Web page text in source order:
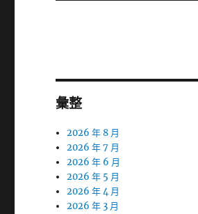
彙整
2026 年 8 月
2026 年 7 月
2026 年 6 月
2026 年 5 月
2026 年 4 月
2026 年 3 月